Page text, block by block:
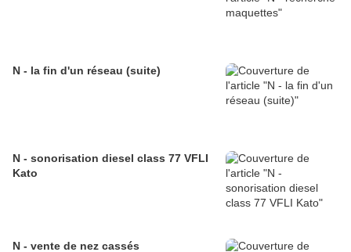
N - la fin d'un réseau (suite)
N - sonorisation diesel class 77 VFLI
Kato
N - vente de nez cassés